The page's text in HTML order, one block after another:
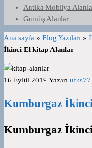
Antika Mobilya
Gümüş Alanlar
Ana sayfa » Blog Yazıları »
İkinci El kitap Alanlar
16 Eylül 2019 Yazarı ufks77
Kumburgaz
Kumburgaz